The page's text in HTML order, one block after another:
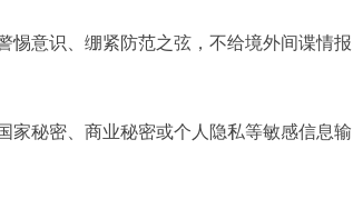
惕意识、绷紧防范之弦，不给境外间谍情报
家秘密、商业秘密或个人隐私等敏感信息输